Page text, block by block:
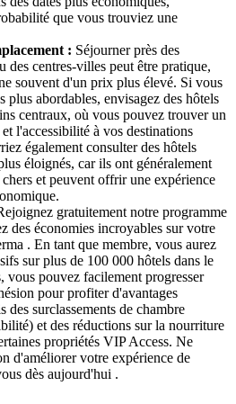
que vous trouviez une
: Séjourner près des
des centres-villes peut être pratique,
souvent d'un prix plus élevé. Si vous
plus abordables, envisagez des hôtels
centraux, où vous pouvez trouver un
l'accessibilité à vos destinations
également consulter des hôtels
éloignés, car ils ont généralement
et peuvent offrir une expérience
gratuitement notre programme
des économies incroyables sur votre
. En tant que membre, vous aurez
sur plus de 100 000 hôtels dans le
vous pouvez facilement progresser
pour profiter d'avantages
des surclassements de chambre
et des réductions sur la nourriture
propriétés VIP Access. Ne
d'améliorer votre expérience de
dès aujourd'hui .